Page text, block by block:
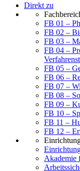
Direkt zu
FB 01 –
FB 02 –
FB 03 –
FB 04 –
FB 05 –
FB 06 –
FB 07 –
FB 08 –
FB 09 –
FB 10 –
FB 11 –
FB 12 –
Akademie